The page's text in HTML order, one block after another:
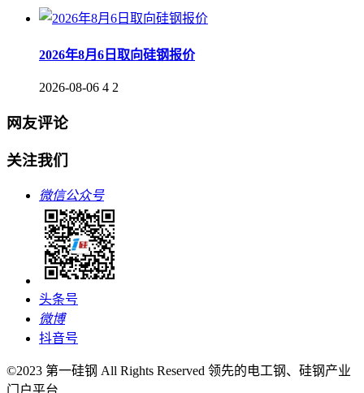
2026年8月6日取向硅钢报价
2026-08-06 4 2
网友评论
关注我们
微信公众号
头条号
微博
抖音号
©2023 第一硅钢 All Rights Reserved 领先的电工钢、硅钢产业